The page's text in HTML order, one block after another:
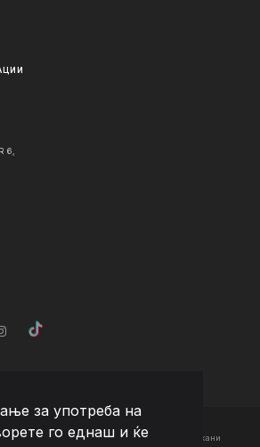
за употреба на
го еднаш и ќе
6,
Team Extension Macedonia - Сите права задржани